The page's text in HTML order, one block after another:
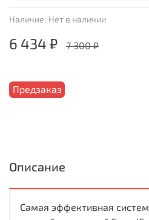
Наличие: Нет в наличии
Предзаказ
6 434 ₽ 7 300 ₽
Описание
Самая эффективная